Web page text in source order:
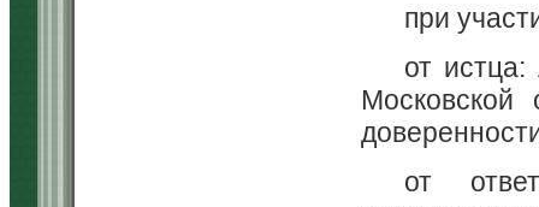
при
от истца:
от